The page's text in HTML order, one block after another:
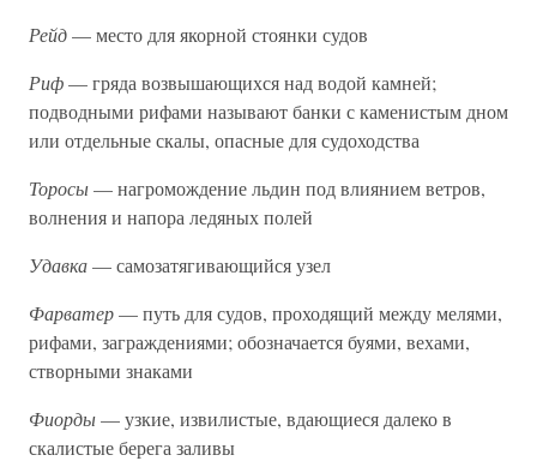
Рейд— место для якорной стоянки судов
Риф— гряда возвышающихся над водой камней;
подводными рифами называют банки с каменистым дном
или отдельные скалы, опасные для судоходства
Торосы— нагромождение льдин под влиянием ветров,
волнения и напора ледяных полей
Удавка— самозатягивающийся узел
Фарватер— путь для судов, проходящий между мелями,
рифами, заграждениями; обозначается буями, вехами,
створными знаками
Фиорды— узкие, извилистые, вдающиеся далеко в
скалистые берега заливы